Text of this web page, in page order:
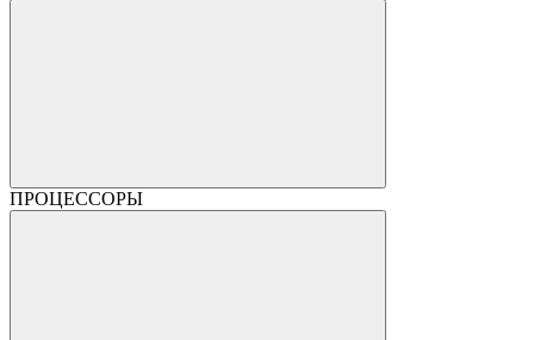
ПРОЦЕССОРЫ